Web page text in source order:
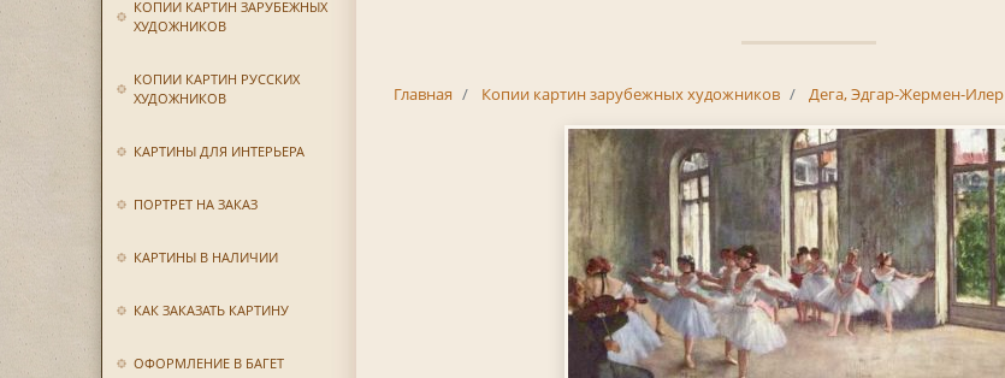
КОПИИ КАРТИН ЗАРУБЕЖНЫХ
ХУДОЖНИКОВ
КОПИИ КАРТИН РУССКИХ
ХУДОЖНИКОВ
КАРТИНЫ ДЛЯ ИНТЕРЬЕРА
ПОРТРЕТ НА ЗАКАЗ
КАРТИНЫ В НАЛИЧИИ
КАК ЗАКАЗАТЬ КАРТИНУ
ОФОРМЛЕНИЕ В БАГЕТ
Главная Копии картин зарубежных художников Дега, Эдгар-Жермен-Илер